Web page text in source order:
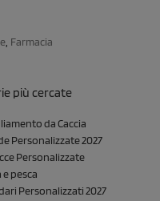
Farmacia
più cercate
da Caccia
Personalizzate 2027
Personalizzate
e pesca
Personalizzati 2027